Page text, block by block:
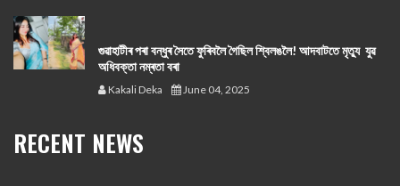
গুৱাহাটীৰ পৰা বন্ধুৰ সৈতে ফুৰিবলৈ গৈছিল শ্বিলঙলৈ! আদবাটতে মৃত্যু যুৱ
অধিবক্তা নম্ৰতা বৰা
Kakali Deka June 04, 2025
RECENT NEWS